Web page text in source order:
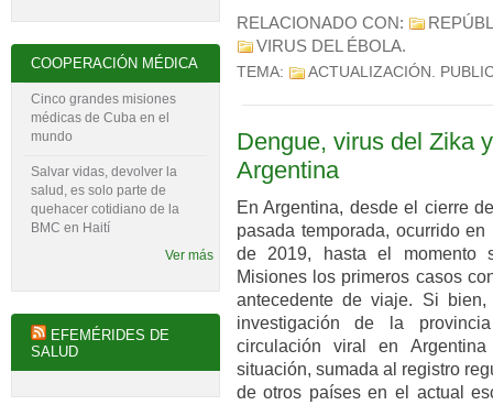
RELACIONADO CON:
VIRUS DEL ÉBOLA.
TEMA: ACTUALIZACIÓN .
Dengue, virus del Zika
Argentina
En Argentina, desde el cierre
pasada temporada, ocurrido
de 2019, hasta el momento
Misiones los primeros casos
antecedente de viaje. Si
investigación de la
circulación viral en
situación, sumada al registro
de otros países en el actual
COOPERACIÓN MÉDICA
Cinco grandes misiones
médicas de Cuba en el
mundo
Salvar vidas, devolver la
salud, es solo parte de
quehacer cotidiano de la
BMC en Haití
Ver más
EFEMÉRIDES DE
SALUD